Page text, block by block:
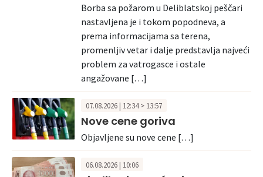
Borba sa požarom u Deliblatskoj peščari
nastavljena je i tokom popodneva, a
prema informacijama sa terena,
promenljiv vetar i dalje predstavlja najveći
problem za vatrogasce i ostale
angažovane […]
07.08.2026 | 12:34 > 13:57
Nove cene goriva
Objavljene su nove cene […]
06.08.2026 | 10:06